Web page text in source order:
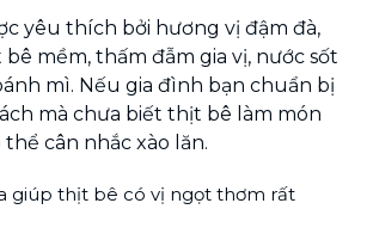
yêu thích bởi hương vị đậm đà,
bê mềm, thấm đẫm gia vị, nước sốt
mì. Nếu gia đình bạn chuẩn bị
mà chưa biết thịt bê làm món
cân nhắc xào lăn.